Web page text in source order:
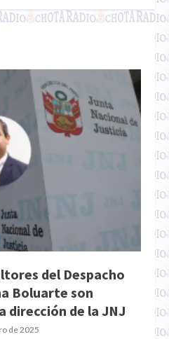
del Despacho
Boluarte son
dirección de la JNJ
de 2025